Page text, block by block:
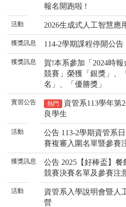
報名開跑啦 !
活動 2026生成式人工智慧應
獲獎訊息 114-2學期課程停開公告
獲獎訊息
賀!本系參加「2024時報
競賽」榮獲「銀獎」、
名」、「優勝獎」
實習公告 熱門
資管系113學年第
良學生
活動
公告 113-2學期資管系
賽複審入圍名單暨參賽
獲獎訊息
公告 2025【好棒盃】餐
競賽決賽名單及參賽注
活動
資管系入學說明會暨人
營